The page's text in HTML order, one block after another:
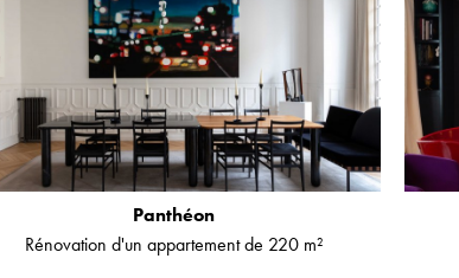
Panthéon
Rénovation d'un appartement de 220 m²